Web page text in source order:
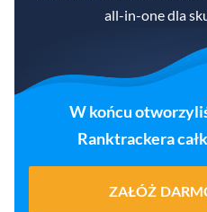
all-in-one dla
W końcu
Ranktrackera
ZAŁÓŻ